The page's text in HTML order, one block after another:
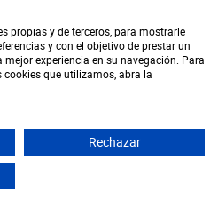
tudecora.com tienda online de muebles
- IVA incluido (Península y Baleares)
propias y de terceros, para mostrarle
y con el objetivo de prestar un
experiencia en su navegación. Para
que utilizamos, abra la
Rechazar